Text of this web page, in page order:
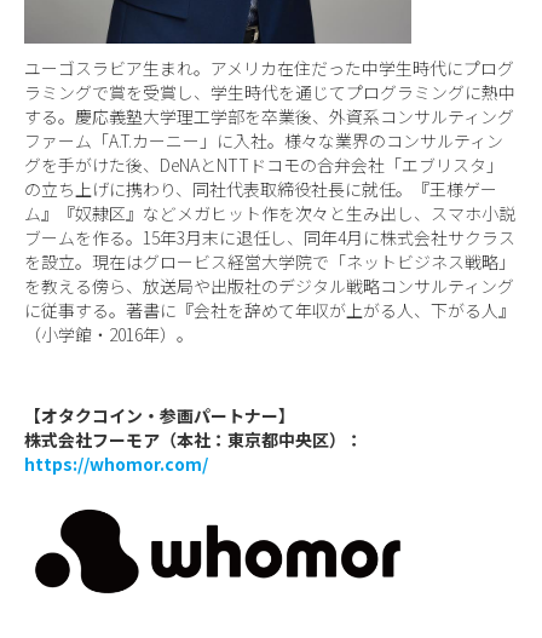
ユーゴスラビア生まれ。アメリカ在住だった中学生時代にプログ
ラミングで賞を受賞し、学生時代を通じてプログラミングに熱中
する。慶応義塾大学理工学部を卒業後、外資系コンサルティング
ファーム「A.T.カーニー」に入社。様々な業界のコンサルティン
グを手がけた後、DeNAとNTTドコモの合弁会社「エブリスタ」
の立ち上げに携わり、同社代表取締役社長に就任。『王様ゲー
ム』『奴隷区』などメガヒット作を次々と生み出し、スマホ小説
ブームを作る。15年3月末に退任し、同年4月に株式会社サクラス
を設立。現在はグロービス経営大学院で「ネットビジネス戦略」
を教える傍ら、放送局や出版社のデジタル戦略コンサルティング
に従事する。著書に『会社を辞めて年収が上がる人、下がる人』
（小学館・2016年）。
【オタクコイン・参画パートナー】
株式会社フーモア（本社：東京都中央区）：
https://whomor.com/